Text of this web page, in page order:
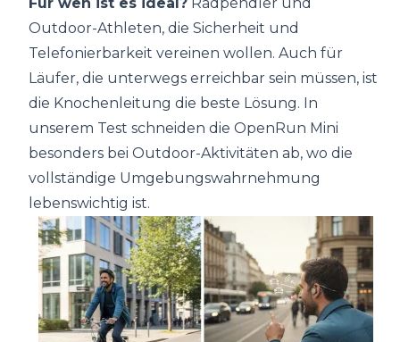
Für wen ist es ideal? Radpendler und
Outdoor-Athleten, die Sicherheit und
Telefonierbarkeit vereinen wollen. Auch für
Läufer, die unterwegs erreichbar sein müssen, ist
die Knochenleitung die beste Lösung. In
unserem Test schneiden die OpenRun Mini
besonders bei Outdoor-Aktivitäten ab, wo die
vollständige Umgebungswahrnehmung
lebenswichtig ist.